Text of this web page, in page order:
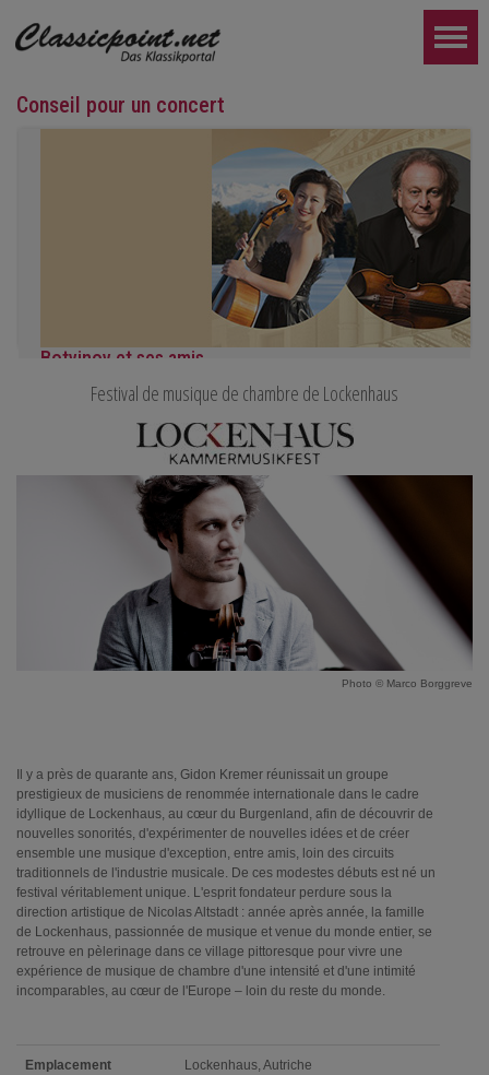
Conseil pour un concert
Botvinov et ses amis
5 octobre, Kleine Tonhalle, 19h30 :
Festival de musique de chambre de Lockenhaus
Photo © Marco Borggreve
Il y a près de quarante ans, Gidon Kremer réunissait un groupe
prestigieux de musiciens de renommée internationale dans le cadre
idyllique de Lockenhaus, au cœur du Burgenland, afin de découvrir de
nouvelles sonorités, d'expérimenter de nouvelles idées et de créer
ensemble une musique d'exception, entre amis, loin des circuits
traditionnels de l'industrie musicale. De ces modestes débuts est né un
festival véritablement unique. L'esprit fondateur perdure sous la
direction artistique de Nicolas Altstadt : année après année, la famille
de Lockenhaus, passionnée de musique et venue du monde entier, se
retrouve en pèlerinage dans ce village pittoresque pour vivre une
expérience de musique de chambre d'une intensité et d'une intimité
incomparables, au cœur de l'Europe – loin du reste du monde.
Emplacement Lockenhaus, Autriche